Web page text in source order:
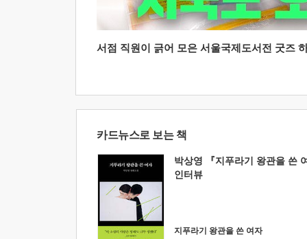
서점 직원이 긁어 모은 서울국제도서전 굿즈
카드뉴스로 보는 책
박상영 『지푸라기 왕관을 쓴
인터뷰
지푸라기 왕관을 쓴 여자